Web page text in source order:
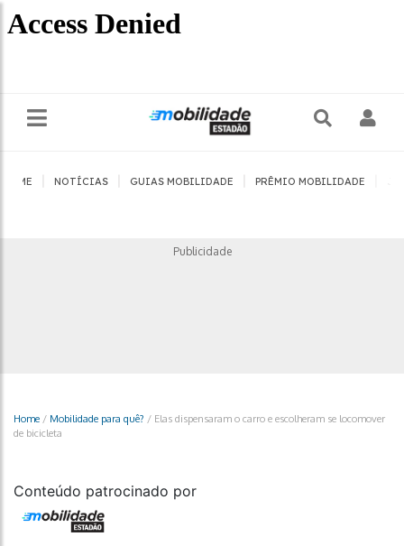
HOME NOTÍCIAS GUIAS MOBILIDADE PRÊMIO MOBILIDADE
Publicidade
Home / Mobilidade para quê? / Elas dispensaram o carro e escolheram se locomover
de bicicleta
Conteúdo patrocinado por